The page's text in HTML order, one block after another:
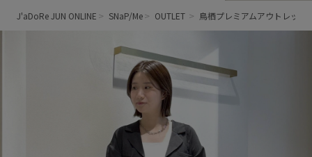
ン オンライン）
J'aDoRe JUN ONLINE SNaP/Me OUTLET 鳥栖プレミアムアウトレット